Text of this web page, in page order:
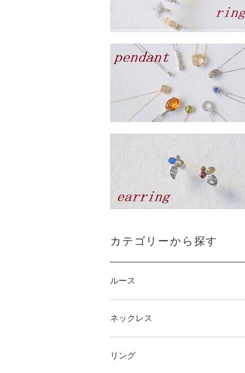
カテゴリーから探す
ルース
ネックレス
リング